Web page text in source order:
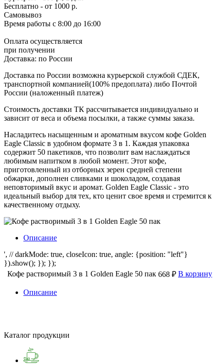
Бесплатно - от 1000 р.
Самовывоз
Время работы с 8:00 до 16:00
Оплата осуществляется
при получении
Доставка: по России
Доставка по России возможна курьерской службой СДЕК,
транспортной компанией(100% предоплата) либо Почтой
России (наложенный платеж)
Стоимость доставки ТК рассчитывается индивидуально и
зависит от веса и объема посылки, а также суммы заказа.
Насладитесь насыщенным и ароматным вкусом кофе Golden
Eagle Classic в удобном формате 3 в 1. Каждая упаковка
содержит 50 пакетиков, что позволит вам наслаждаться
любимым напитком в любой момент. Этот кофе,
приготовленный из отборных зерен средней степени
обжарки, дополнен сливками и шоколадом, создавая
неповторимый вкус и аромат. Golden Eagle Classic - это
идеальный выбор для тех, кто ценит свое время и стремится к
качественному отдыху.
Описание
', // darkMode: true, closeIcon: true, angle: {position: "left"}
}).show(); }); });
Кофе растворимый 3 в 1 Golden Eagle 50 пак 668 ₽ В корзину
Описание
Каталог продукции